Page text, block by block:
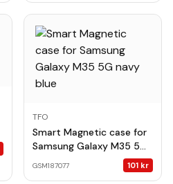
TFO
Smart Magnetic case for
Samsung Galaxy M35 5G
GSM187077 101 kr